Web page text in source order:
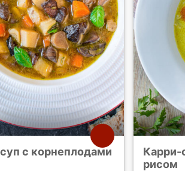
с корнеплодами
Карри-
рисом